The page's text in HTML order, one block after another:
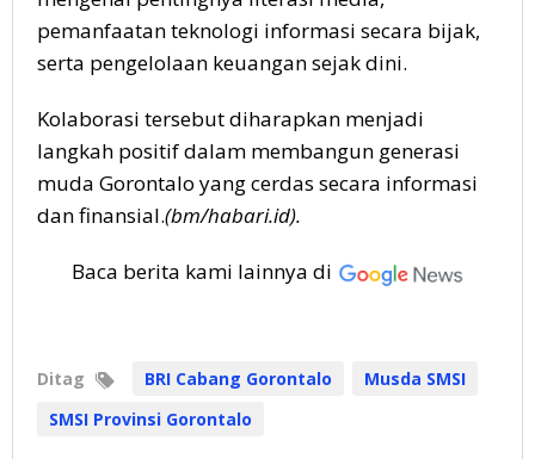
pemanfaatan teknologi informasi secara bijak,
serta pengelolaan keuangan sejak dini.
Kolaborasi tersebut diharapkan menjadi
langkah positif dalam membangun generasi
muda Gorontalo yang cerdas secara informasi
dan finansial.(bm/habari.id).
Baca berita kami lainnya di
Ditag BRI Cabang Gorontalo
Musda SMSI
SMSI Provinsi Gorontalo